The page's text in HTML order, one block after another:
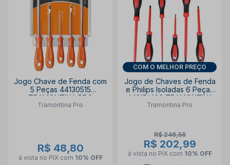
Jogo Chave de Fenda com
5 Peças 44130515
TRAMONTINA PRO
Tramontina Pro
R$ 48,80
à vista no PIX com 10% OFF
COM O MELHOR PREÇO
Jogo de Chaves de Fenda
e Philips Isoladas 6 Peças
44315/406 TRAMONTINA
PRO
Tramontina Pro
R$ 246,56
R$ 202,99
à vista no PIX com 10% OFF